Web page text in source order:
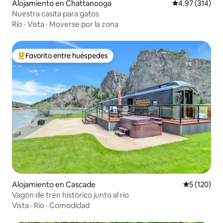
Alojamiento en Chattanooga Calificación
4.97 (314)
Nuestra casita para gatos
Río · Vista · Moverse por la zona
Favorito entre huéspedes preferido
Favorito entre huéspedes
Alojamiento en Cascade
5 (120)
Vagón de tren histórico junto al río
Vista · Río · Comodidad